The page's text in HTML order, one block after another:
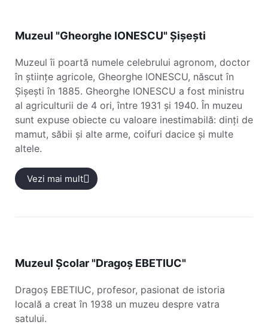
Muzeul "Gheorghe IONESCU" Șișești
Muzeul îi poartă numele celebrului agronom, doctor
în științe agricole, Gheorghe IONESCU, născut în
Șișești în 1885. Gheorghe IONESCU a fost ministru
al agriculturii de 4 ori, între 1931 și 1940. În muzeu
sunt expuse obiecte cu valoare inestimabilă: dinți de
mamut, săbii și alte arme, coifuri dacice și multe
altele.
Vezi mai mult
Muzeul Școlar "Dragoș EBETIUC"
Dragoș EBETIUC, profesor, pasionat de istoria
locală a creat în 1938 un muzeu despre vatra
satului.